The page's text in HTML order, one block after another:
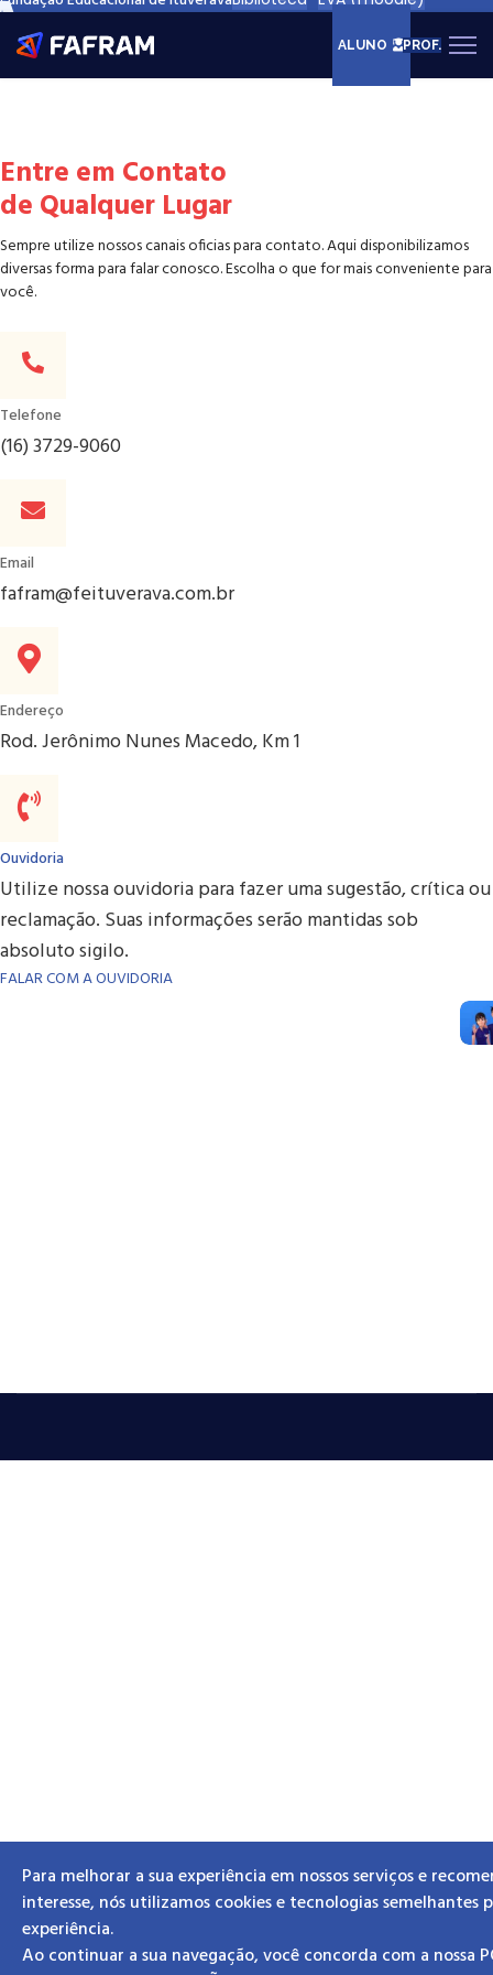
ALUNO PROF.
Entre em Contato
de Qualquer Lugar
Sempre utilize nossos canais oficias para contato. Aqui disponibilizamos
diversas forma para falar conosco. Escolha o que for mais conveniente para
você.
Telefone
(16) 3729-9060
Email
fafram@feituverava.com.br
Endereço
Rod. Jerônimo Nunes Macedo, Km 1
Ouvidoria
Utilize nossa ouvidoria para fazer uma sugestão, crítica ou
reclamação. Suas informações serão mantidas sob
absoluto sigilo.
FALAR COM A OUVIDORIA
Para melhorar a sua experiência em nossos serviços e
interesse, nós utilizamos cookies e tecnologias semelhantes
experiência.
Ao continuar a sua navegação, você concorda com a nossa